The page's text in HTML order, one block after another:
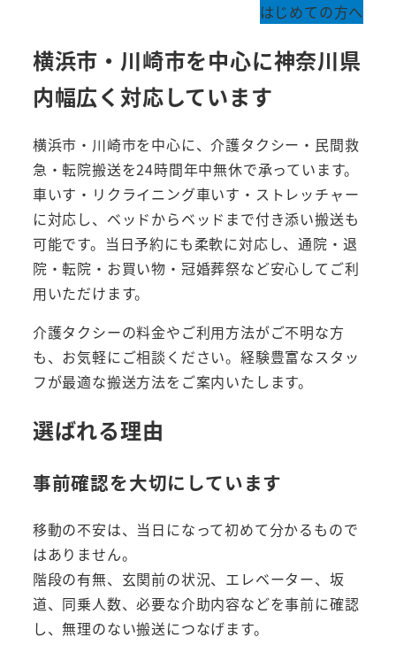
はじめての方へ
横浜市・川崎市を中心に神奈川県
内幅広く対応しています
横浜市・川崎市を中心に、介護タクシー・民間救
急・転院搬送を24時間年中無休で承っています。
車いす・リクライニング車いす・ストレッチャー
に対応し、ベッドからベッドまで付き添い搬送も
可能です。当日予約にも柔軟に対応し、通院・退
院・転院・お買い物・冠婚葬祭など安心してご利
用いただけます。
介護タクシーの料金やご利用方法がご不明な方
も、お気軽にご相談ください。経験豊富なスタッ
フが最適な搬送方法をご案内いたします。
選ばれる理由
事前確認を大切にしています
移動の不安は、当日になって初めて分かるもので
はありません。
階段の有無、玄関前の状況、エレベーター、坂
道、同乗人数、必要な介助内容などを事前に確認
し、無理のない搬送につなげます。